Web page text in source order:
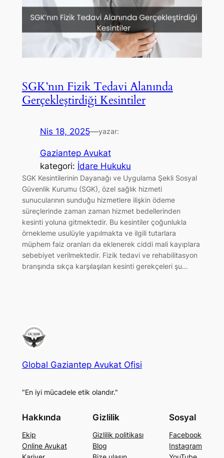
SGK’nın Fizik Tedavi Alanında
Gerçekleştirdiği Kesintiler
Nis 18, 2025—yazar:
Gaziantep Avukat
kategori: İdare Hukuku
SGK Kesintilerinin Dayanağı ve Uygulama Şekli Sosyal
Güvenlik Kurumu (SGK), özel sağlık hizmeti
sunucularının sunduğu hizmetlere ilişkin ödeme
süreçlerinde zaman zaman hizmet bedellerinden
kesinti yoluna gitmektedir. Bu kesintiler çoğunlukla
örnekleme usulüyle yapılmakta ve ilgili tutarlara
müphem faiz oranları da eklenerek ciddi mali kayıplara
sebebiyet verilmektedir. Fizik tedavi ve rehabilitasyon
branşında sıkça karşılaşılan kesinti gerekçeleri şu…
Global Gaziantep Avukat Ofisi
"En iyi mücadele etik olandır."
Hakkında
Ekip
Online Avukat
Gizlilik
Gizlilik politikası
Blog
Sosyal
Facebook
Instagram